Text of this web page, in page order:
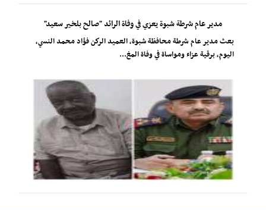
مدير عام شرطة شبوة يعزي في وفاة الرائد "صالح بلخير سعيد"
​بعث مدير عام شرطة محافظة شبوة، العميد الركن فؤاد محمد النسي،
اليوم، برقية عزاء ومواساة في وفاة المغ...